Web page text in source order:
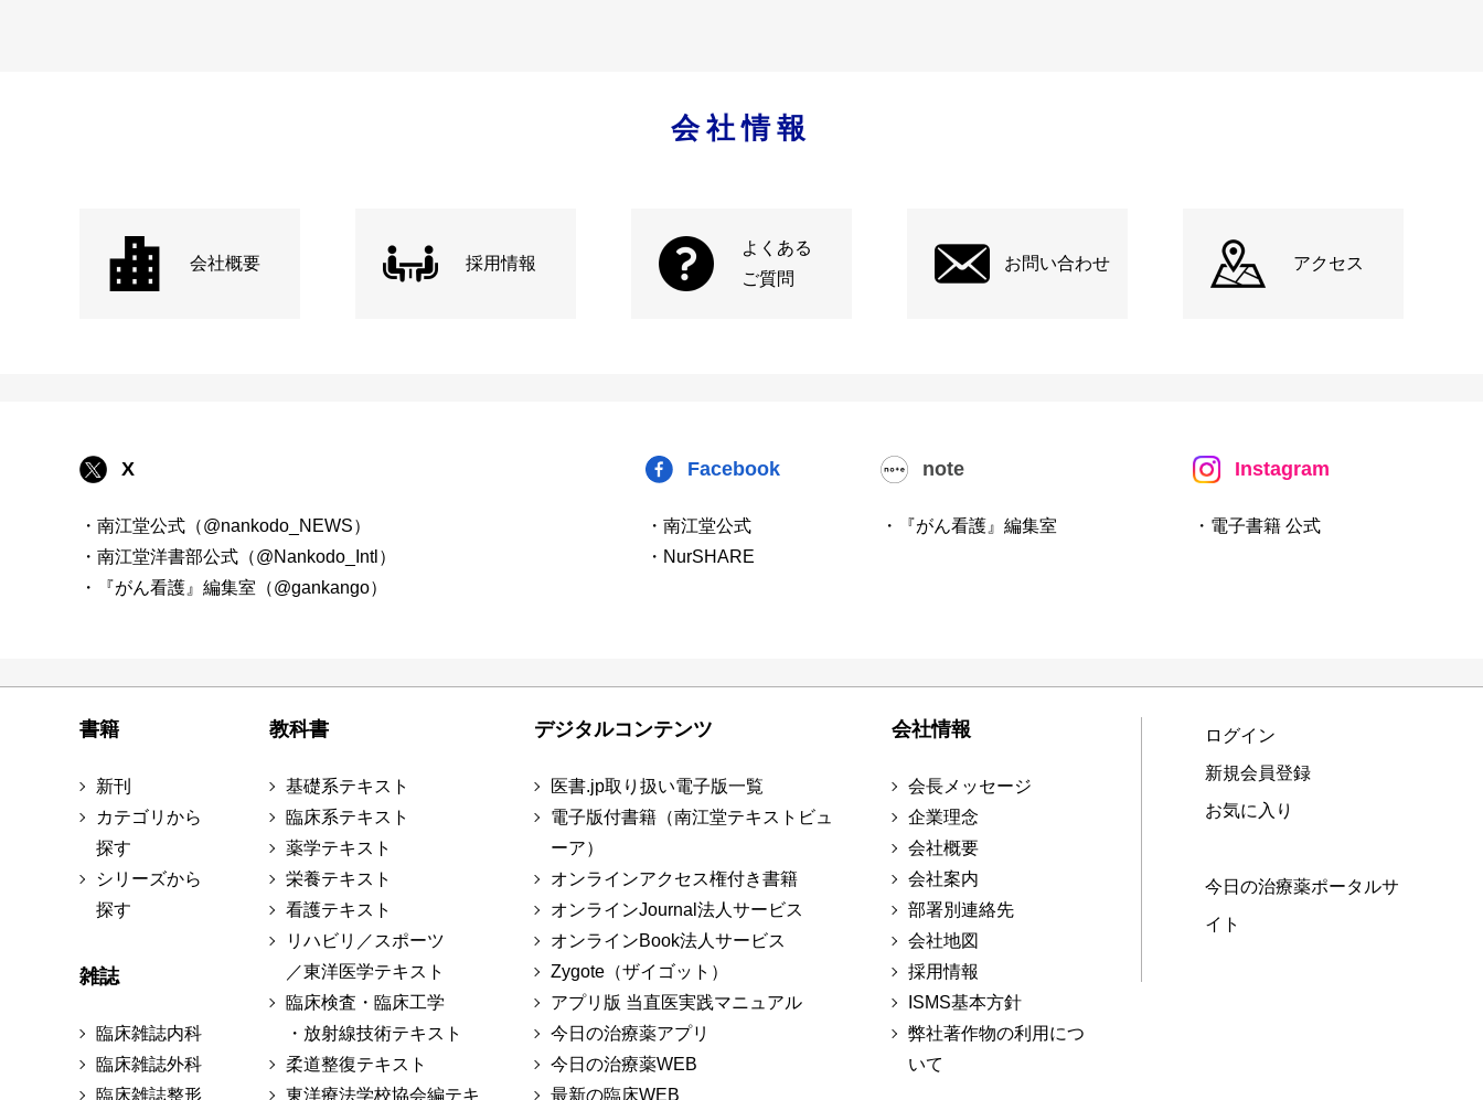
会社情報
会社概要 採用情報
よくある
ご質問
お問い合わせ アクセス
X
・南江堂公式（@nankodo_NEWS）
・南江堂洋書部公式（@Nankodo_Intl）
・『がん看護』編集室（@gankango）
Facebook
・南江堂公式
・NurSHARE
note
・『がん看護』編集室
Instagram
・電子書籍 公式
書籍
新刊
カテゴリから
探す
シリーズから
探す
雑誌
臨床雑誌内科
臨床雑誌外科
臨床雑誌整形
教科書
基礎系テキスト
臨床系テキスト
薬学テキスト
栄養テキスト
看護テキスト
リハビリ／スポーツ
／東洋医学テキスト
臨床検査・臨床工学
・放射線技術テキスト
柔道整復テキスト
東洋療法学校協会編テキ
デジタルコンテンツ
医書.jp取り扱い電子版一覧
電子版付書籍（南江堂テキストビュ
ーア）
オンラインアクセス権付き書籍
オンラインJournal法人サービス
オンラインBook法人サービス
Zygote（ザイゴット）
アプリ版 当直医実践マニュアル
今日の治療薬アプリ
今日の治療薬WEB
最新の臨床WEB
会社情報
会長メッセージ
企業理念
会社概要
会社案内
部署別連絡先
会社地図
採用情報
ISMS基本方針
弊社著作物の利用につ
いて
ログイン
新規会員登録
お気に入り
今日の治療薬ポータルサ
イト